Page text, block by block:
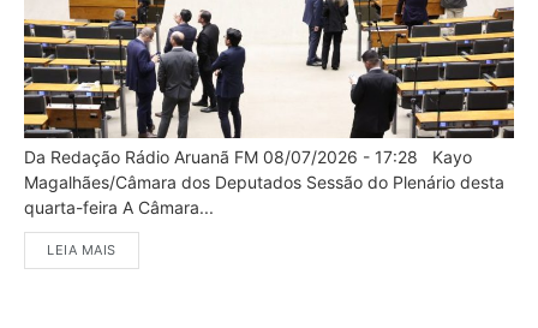
Da Redação Rádio Aruanã FM 08/07/2026 - 17:28 Kayo
Magalhães/Câmara dos Deputados Sessão do Plenário desta
quarta-feira A Câmara...
LEIA MAIS